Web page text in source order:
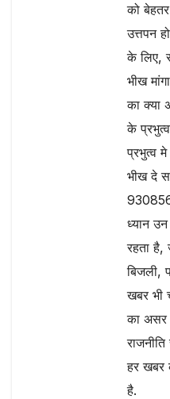
को
उत्तपन
के लिए,
भीख
का क्या
के
प्रभुत्व
भीख दे
ध्यान
रहता
बिजली,
खबर भी
का असर
हर खबर
है.